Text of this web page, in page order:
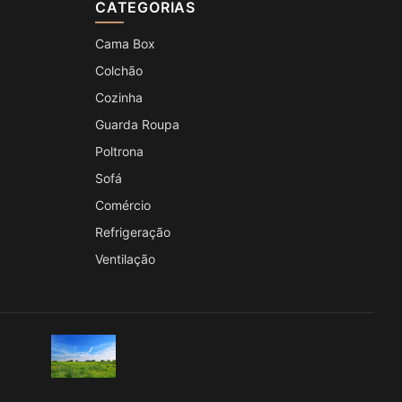
CATEGORIAS
Cama Box
Colchão
Cozinha
Guarda Roupa
Poltrona
Sofá
Comércio
Refrigeração
Ventilação